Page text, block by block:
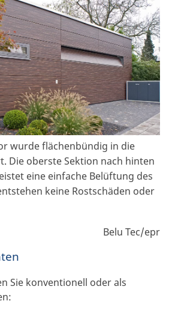
wurde flächenbündig in die
Die oberste Sektion nach hinten
eine einfache Belüftung des
keine Rostschäden oder
Belu Tec/epr
Sie konventionell oder als